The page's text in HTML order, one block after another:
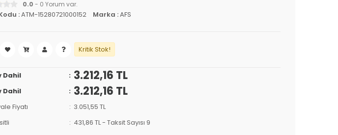
0.0 - 0 Yorum var.
:ATM-15280721000152 Marka :AFS
Kritik Stok!
Dahil 3.212,16 TL
Dahil 3.212,16 TL
Fiyatı
3.051,55 TL
431,86 TL- Taksit Sayısı 9